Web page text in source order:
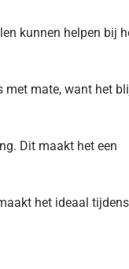
kunnen helpen bij
met mate, want het
Dit maakt het een
het ideaal tijdens